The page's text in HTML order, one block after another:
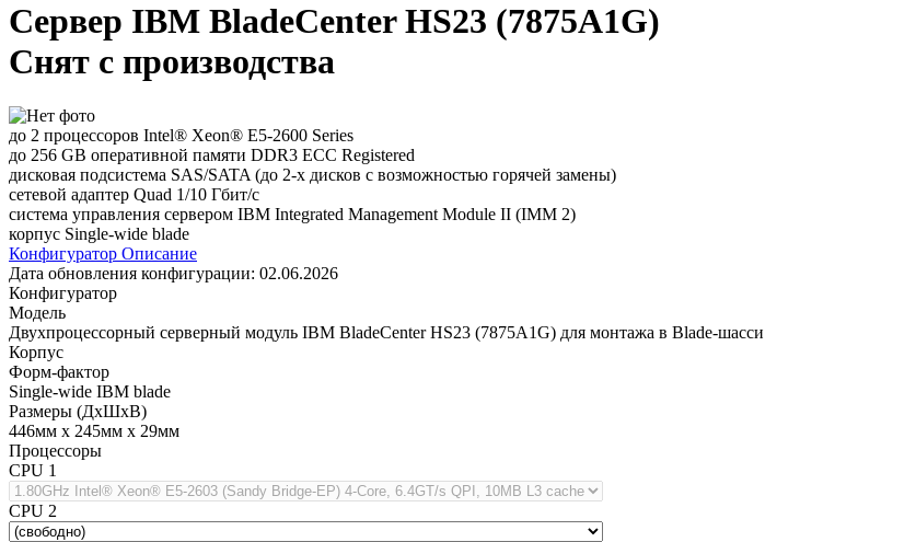
Сервер IBM BladeCenter HS23 (7875A1G)
Снят с производства
до 2 процессоров Intel® Xeon® E5-2600 Series
до 256 GB оперативной памяти DDR3 ECC Registered
дисковая подсистема SAS/SATA (до 2-х дисков с возможностью горячей замены)
сетевой адаптер Quad 1/10 Гбит/с
система управления сервером IBM Integrated Management Module II (IMM 2)
корпус Single-wide blade
Конфигуратор Описание
Дата обновления конфигурации: 02.06.2026
Конфигуратор
Модель
Двухпроцессорный серверный модуль IBM BladeCenter HS23 (7875A1G) для монтажа в Blade-шасси
Корпус
Форм-фактор
Single-wide IBM blade
Размеры (ДхШхВ)
446мм х 245мм х 29мм
Процессоры
CPU 1
CPU 2